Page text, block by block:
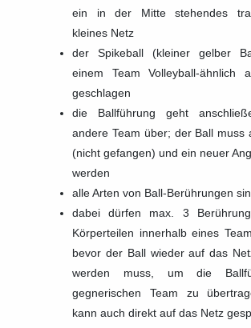
ein in der Mitte stehendes
kleines Netz
der Spikeball (kleiner gelber
einem Team Volleyball-ähnlich
geschlagen
die Ballführung geht
andere Team über; der Ball muss
(nicht gefangen) und ein neuer
werden
alle Arten von Ball-Berührungen
dabei dürfen max. 3
Körperteilen innerhalb eines
bevor der Ball wieder auf das
werden muss, um die
gegnerischen Team zu
kann auch direkt auf das Netz